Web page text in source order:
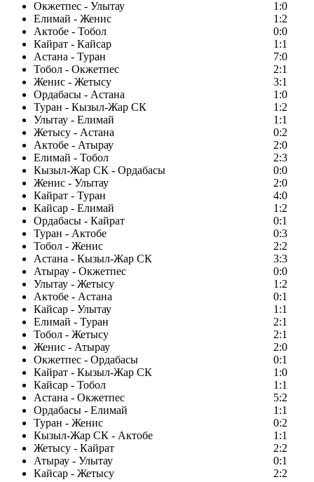
Окжетпес - Улытау
1:0
Елимай - Женис
1:2
Актобе - Тобол
0:0
Кайрат - Кайсар
1:1
Астана - Туран
7:0
Тобол - Окжетпес
2:1
Женис - Жетысу
3:1
Ордабасы - Астана
1:0
Туран - Кызыл-Жар СК
1:2
Улытау - Елимай
1:1
Жетысу - Астана
0:2
Актобе - Атырау
2:0
Елимай - Тобол
2:3
Кызыл-Жар СК - Ордабасы
0:0
Женис - Улытау
2:0
Кайрат - Туран
4:0
Кайсар - Елимай
1:2
Ордабасы - Кайрат
0:1
Туран - Актобе
0:3
Тобол - Женис
2:2
Астана - Кызыл-Жар СК
3:3
Атырау - Окжетпес
0:0
Улытау - Жетысу
1:2
Актобе - Астана
0:1
Кайсар - Улытау
1:1
Елимай - Туран
2:1
Тобол - Жетысу
2:1
Женис - Атырау
2:0
Окжетпес - Ордабасы
0:1
Кайрат - Кызыл-Жар СК
1:0
Кайсар - Тобол
1:1
Астана - Окжетпес
5:2
Ордабасы - Елимай
1:1
Туран - Женис
0:2
Кызыл-Жар СК - Актобе
1:1
Жетысу - Кайрат
2:2
Атырау - Улытау
0:1
Кайсар - Жетысу
2:2